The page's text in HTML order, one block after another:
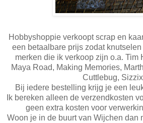
Hobbyshoppie verkoopt scrap en
een betaalbare prijs zodat
merken die ik verkoop zijn o.a. Tim
Maya Road, Making Memories,
Cuttlebug, Sizzix
Bij iedere bestelling krijg je een
Ik bereken alleen de verzendkosten
geen extra kosten voor
Woon je in de buurt van Wijchen dan